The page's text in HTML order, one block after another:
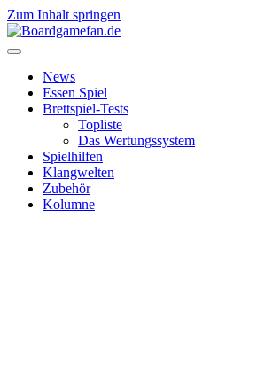
Zum Inhalt springen
News
Essen Spiel
Brettspiel-Tests
Topliste
Das Wertungssystem
Spielhilfen
Klangwelten
Zubehör
Kolumne